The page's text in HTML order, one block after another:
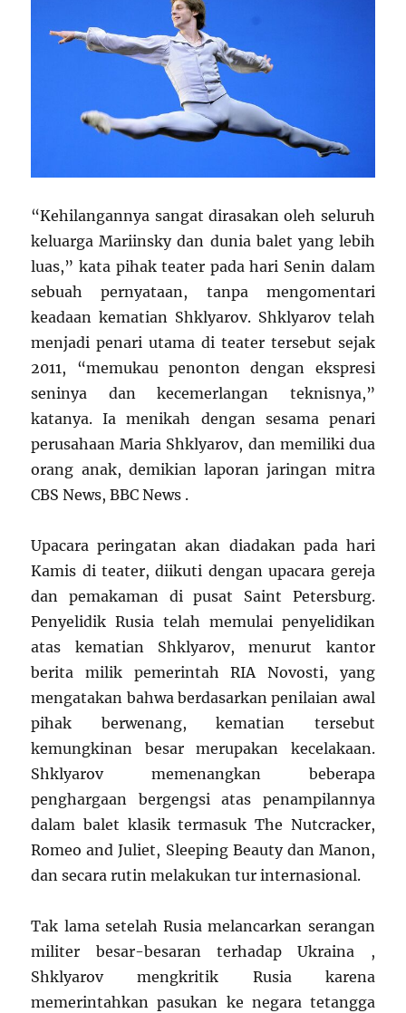
“Kehilangannya sangat dirasakan oleh seluruh
keluarga Mariinsky dan dunia balet yang lebih
luas,” kata pihak teater pada hari Senin dalam
sebuah pernyataan, tanpa mengomentari
keadaan kematian Shklyarov. Shklyarov telah
menjadi penari utama di teater tersebut sejak
2011, “memukau penonton dengan ekspresi
seninya dan kecemerlangan teknisnya,”
katanya. Ia menikah dengan sesama penari
perusahaan Maria Shklyarov, dan memiliki dua
orang anak, demikian laporan jaringan mitra
CBS News, BBC News .
Upacara peringatan akan diadakan pada hari
Kamis di teater, diikuti dengan upacara gereja
dan pemakaman di pusat Saint Petersburg.
Penyelidik Rusia telah memulai penyelidikan
atas kematian Shklyarov, menurut kantor
berita milik pemerintah RIA Novosti, yang
mengatakan bahwa berdasarkan penilaian awal
pihak berwenang, kematian tersebut
kemungkinan besar merupakan kecelakaan.
Shklyarov memenangkan beberapa
penghargaan bergengsi atas penampilannya
dalam balet klasik termasuk The Nutcracker,
Romeo and Juliet, Sleeping Beauty dan Manon,
dan secara rutin melakukan tur internasional.
Tak lama setelah Rusia melancarkan serangan
militer besar-besaran terhadap Ukraina ,
Shklyarov mengkritik Rusia karena
memerintahkan pasukan ke negara tetangga